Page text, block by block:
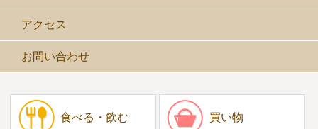
アクセス
お問い合わせ
食べる・飲む 買い物